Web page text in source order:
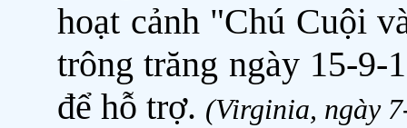
hoạt cảnh "Chú Cuội
trông trăng ngày 15-
để hỗ trợ. (Virginia, ngày